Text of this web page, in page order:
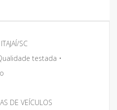
SC
testada •
DE VEÍCULOS